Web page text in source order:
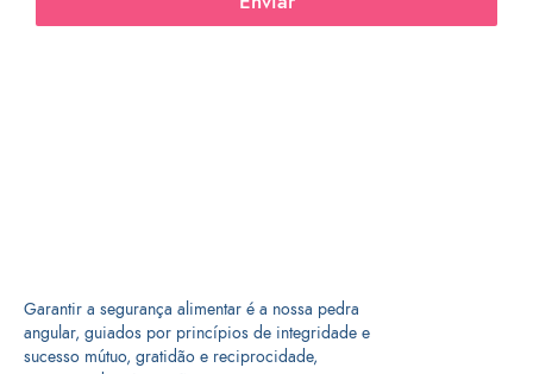
Garantir a segurança alimentar é a nossa pedra
angular, guiados por princípios de integridade e
sucesso mútuo, gratidão e reciprocidade,